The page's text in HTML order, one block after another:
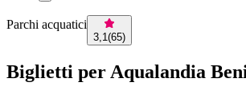
Parchi acquatici
3,1(65)
Biglietti per Aqualandia